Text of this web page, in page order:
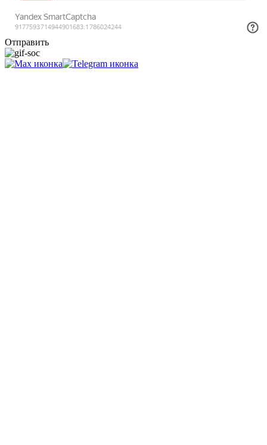
Отправить